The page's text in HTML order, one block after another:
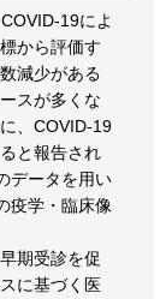
19によ
から評価す
減少がある
スが多くな
、COVID-19
と報告され
データを用い
疫学・臨床像
期受診を促
に基づく医